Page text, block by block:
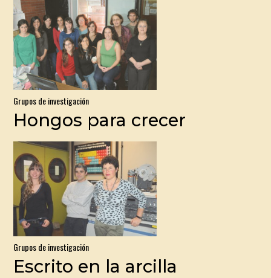
Grupos de investigación
Hongos para crecer
Grupos de investigación
Escrito en la arcilla